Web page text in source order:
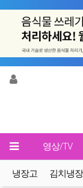
메인 영상/TV
냉장고 김치냉